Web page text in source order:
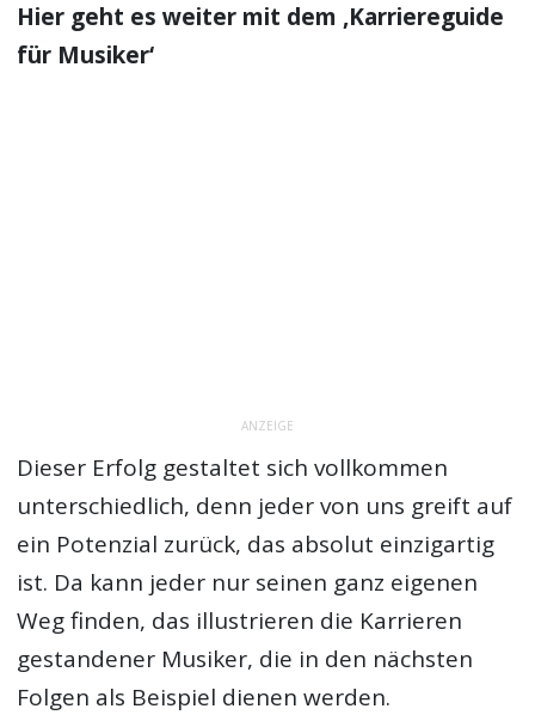
Hier geht es weiter mit dem ‚Karriereguide
für Musiker‘
ANZEIGE
Dieser Erfolg gestaltet sich vollkommen
unterschiedlich, denn jeder von uns greift auf
ein Potenzial zurück, das absolut einzigartig
ist. Da kann jeder nur seinen ganz eigenen
Weg finden, das illustrieren die Karrieren
gestandener Musiker, die in den nächsten
Folgen als Beispiel dienen werden.